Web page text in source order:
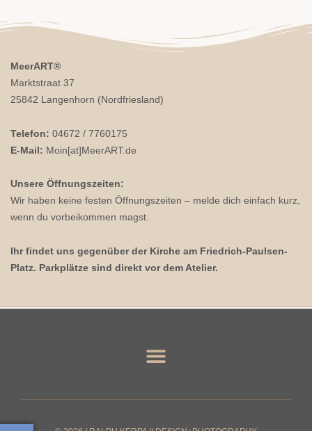
MeerART®
Marktstraat 37
25842 Langenhorn (Nordfriesland)
Telefon: 04672 / 7760175
E-Mail: Moin[at]MeerART.de
Unsere Öffnungszeiten:
Wir haben keine festen Öffnungszeiten – melde dich einfach kurz,
wenn du vorbeikommen magst.
Ihr findet uns gegenüber der Kirche am Friedrich-Paulsen-
Platz. Parkplätze sind direkt vor dem Atelier.